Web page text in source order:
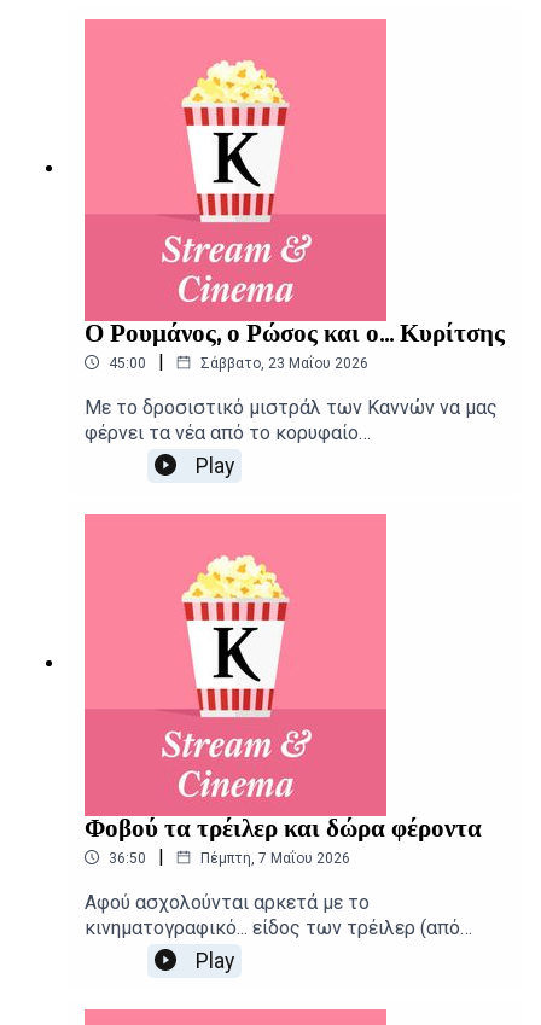
ΧαρμπήςΕπιμέλεια παραγωγής: Urbi Productions
Ο Ρουμάνος, ο Ρώσος και ο... Κυρίτσης
45:00 | Σάββατο, 23 Μαΐου 2026
Με το δροσιστικό μιστράλ των Καννών να μας
φέρνει τα νέα από το κορυφαίο
κινηματογραφικό φεστιβάλ, το Stream and
Cinema συστήνει ακόμα τις νέες ταινίες και
Αλεξάνδρα ΣκαράκηΕπιμέλεια παραγωγής: Urbi
Play
Φοβού τα τρέιλερ και δώρα φέροντα
36:50 | Πέμπτη, 7 Μαΐου 2026
Αφού ασχολούνται αρκετά με το
κινηματογραφικό... είδος των τρέιλερ (από
«Οδύσσεια μέχρι Μπέλα Ταρ) ο Αιμίλιος
Χαρμπής και ο Κωνσταντίνος Γεωργόπουλος
Play